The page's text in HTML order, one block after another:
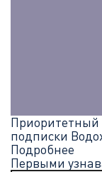
подписки
Подробнее
Первыми